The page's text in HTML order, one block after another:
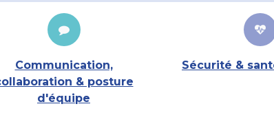
Communication,
& posture
d'équipe
Sécurité &